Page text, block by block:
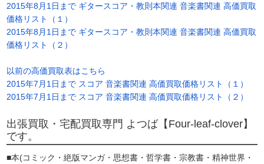
2015年8月1日まで ギタースコア・教則本関連 音楽書関連 高価買取
価格リスト（１）
2015年8月1日まで ギタースコア・教則本関連 音楽書関連 高価買取
価格リスト（２）
以前の高価買取表はこちら
2015年7月1日まで スコア 音楽書関連 高価買取価格リスト（１）
2015年7月1日まで スコア 音楽書関連 高価買取価格リスト（２）
出張買取・宅配買取専門 よつば【Four-leaf-clover】
です。
■本(コミック・絶版マンガ・思想書・哲学書・宗教書・精神世界・